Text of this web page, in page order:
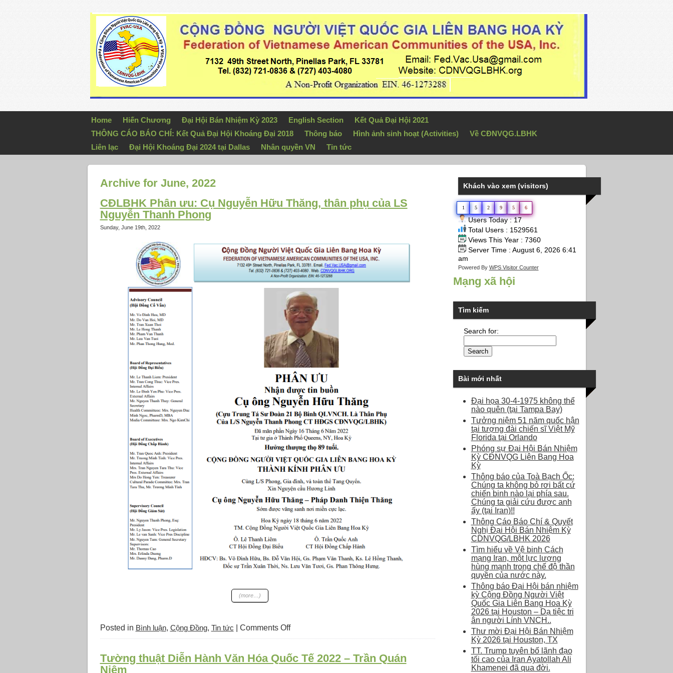
Home Hiến Chương Đại Hội Bán Nhiệm Kỳ 2023 English Section
Kết Quả Đại Hội 2021
THÔNG CÁO BÁO CHÍ: Kết Quả Đại Hội Khoáng Đại 2018
Thông báo Hình ảnh sinh hoạt (Activities)
Về CĐNVQG.LBHK
Liên lạc
Đại Hội Khoáng Đại 2024 tại Dallas Nhân quyền VN Tin tức
Archive for June, 2022
CĐLBHK Phân ưu: Cụ Nguyễn Hữu Thăng, thân phụ của LS
Nguyễn Thanh Phong
Sunday, June 19th, 2022
(more…)
Posted in Bình luận, Cộng Đồng, Tin tức Comments Offon
CĐLBHK
ưu:
Tường thuật Diễn Hành Văn Hóa Quốc Tế 2022 – Trần Quán
Niệm
Khách vào xem (visitors)
1 5 2 9 5 6
Users Today : 17
Total Users : 1529561
Views This Year : 7360
Server Time : August 6, 2026 6:41
am
Powered By WPS Visitor Counter
Mạng xã hội
Tìm kiếm
Search for:
Bài mới nhất
Đại họa 30-4-1975 không thể
nào quên (tại Tampa Bay)
Tưởng niệm 51 năm quốc hận
tại tượng đài chiến sĩ Việt Mỹ
Florida tại Orlando
Phóng sự Đại Hội Bán Nhiệm
Kỳ CĐNVQG Liên Bang Hoa
Kỳ
Thông báo của Toà Bạch Ốc:
Chúng ta không bỏ rơi bất cứ
chiến binh nào lại phía sau.
Chúng ta giải cứu được anh
ấy (tại Iran)!!
Thông Cáo Báo Chí & Quyết
Nghị Đại Hội Bán Nhiệm Kỳ
CDNVQG/LBHK 2026
Tìm hiểu về Vệ binh Cách
mạng Iran, một lực lượng
hùng mạnh trong chế độ thần
quyền của nước này.
Thông báo Đại Hội bán nhiệm
kỳ Cộng Đồng Người Việt
Quốc Gia Liên Bang Hoa Kỳ
2026 tại Houston – Dạ tiệc tri
ân người Lính VNCH..
Thư mời Đại Hội Bán Nhiệm
Kỳ 2026 tại Houston, TX
TT. Trump tuyên bố lãnh đạo
tối cao của Iran Ayatollah Ali
Khamenei đã qua đời.